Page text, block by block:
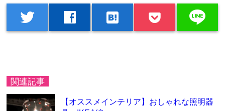
twitter facebook hatenabookmark line
関連記事
【オススメインテリア】おしゃれな照明器